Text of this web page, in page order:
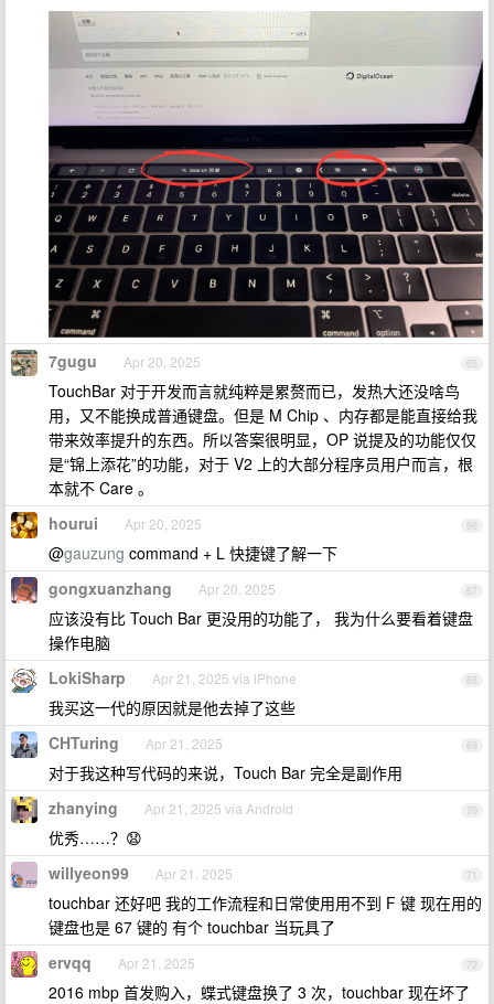
65
7gugu Apr 20, 2025
TouchBar 对于开发而言就纯粹是累赘而已，发热大还没啥鸟
用，又不能换成普通键盘。但是 M Chip 、内存都是能直接给我
带来效率提升的东西。所以答案很明显，OP 说提及的功能仅仅
是“锦上添花”的功能，对于 V2 上的大部分程序员用户而言，根
本就不 Care 。
66
hourui Apr 20, 2025
@gauzung command + L 快捷键了解一下
67
gongxuanzhang Apr 20, 2025
应该没有比 Touch Bar 更没用的功能了， 我为什么要看着键盘
操作电脑
68
LokiSharp Apr 21, 2025 via iPhone
我买这一代的原因就是他去掉了这些
69
CHTuring Apr 21, 2025
对于我这种写代码的来说，Touch Bar 完全是副作用
70
zhanying Apr 21, 2025 via Android
优秀……？😧
71
willyeon99 Apr 21, 2025
touchbar 还好吧 我的工作流程和日常使用用不到 F 键 现在用的
键盘也是 67 键的 有个 touchbar 当玩具了
72
ervqq Apr 21, 2025
2016 mbp 首发购入，蝶式键盘换了 3 次，touchbar 现在坏了